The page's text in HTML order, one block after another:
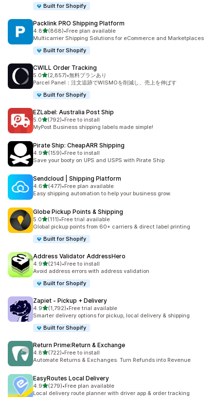
Built for Shopify
Packlink PRO Shipping Platform
4.85つ星中
(868)
合計レビュー数：868件
•Free plan available
Multicarrier Shipping Solutions for eCommerce and Marketplaces
Built for Shopify
CWILL Order Tracking
5.05つ星中
(2,857)
合計レビュー数：2857件
•無料プランあり
Parcel Panel：注文追跡でWISMOを削減し、売上を伸ばす
Built for Shopify
EZLabel: Australia Post Ship
5.05つ星中
(792)
合計レビュー数：792件
•Free to install
MyPost Business shipping labels made simple!
Pirate Ship: CheapARR Shipping
4.95つ星中
(159)
合計レビュー数：159件
•Free to install
Save your booty on UPS and USPS with Pirate Ship
Sendcloud | Shipping Platform
4.65つ星中
(477)
合計レビュー数：477件
•Free plan available
Easy shipping automation to help your business grow.
Globe Pickup Points & Shipping
5.05つ星中
(111)
合計レビュー数：111件
•Free trial available
Global pickup points from 60+ carriers & direct label printing
Built for Shopify
Address Validator AddressHero
4.95つ星中
(214)
合計レビュー数：214件
•Free to install
Avoid address errors with address validation
Built for Shopify
Zapiet ‑ Pickup + Delivery
4.95つ星中
(1,792)
合計レビュー数：1792件
•Free trial available
Smarter delivery options for pickup, local delivery & shipping
Built for Shopify
Return Prime:Return & Exchange
4.85つ星中
(722)
合計レビュー数：722件
•Free to install
Automate Returns & Exchanges. Turn Refunds into Revenue
EasyRoutes Local Delivery
4.95つ星中
(279)
合計レビュー数：279件
•Free plan available
Local delivery route planner with driver app & order tracking